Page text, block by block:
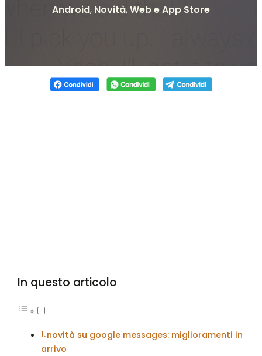
Android, Novità,Web e App Store
In questo articolo
novità su google messages: miglioramenti in
arrivo